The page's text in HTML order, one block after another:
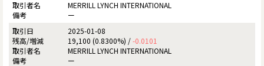
MERRILL LYNCH INTERNATIONAL
ー
2025-01-08
19,100 (0.8300%) /-0.0101
MERRILL LYNCH INTERNATIONAL
ー